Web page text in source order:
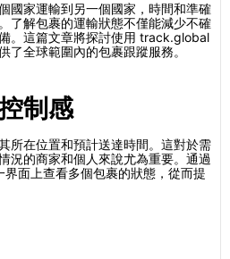
國家運輸到另一個國家，時間和準確
了解包裹的運輸狀態不僅能減少不確
。這篇文章將探討使用 track.global
了全球範圍內的包裹跟蹤服務。
制感
所在位置和預計送達時間。這對於需
況的商家和個人來說尤為重要。通過
面上查看多個包裹的狀態，從而提